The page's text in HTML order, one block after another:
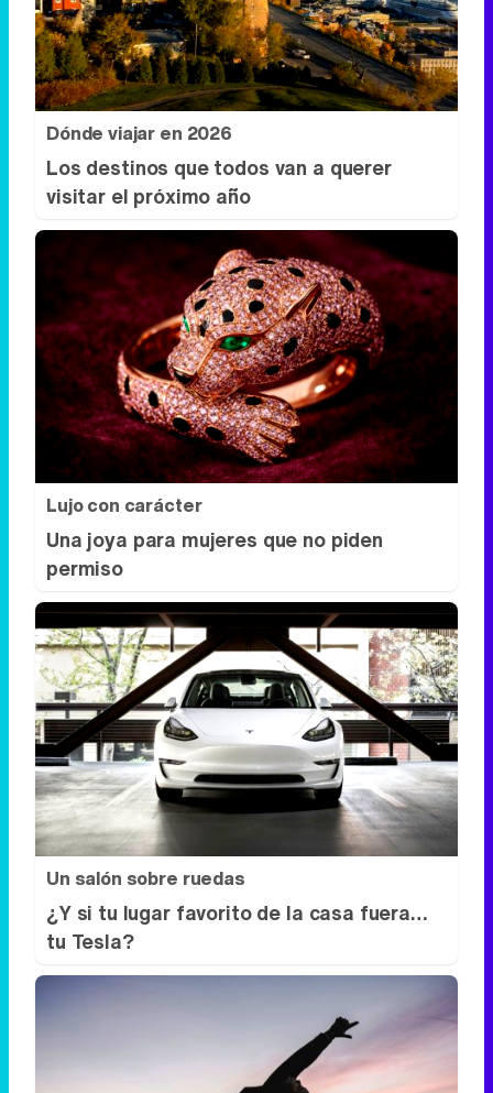
Dónde viajar en 2026
Los destinos que todos van a querer
visitar el próximo año
Lujo con carácter
Una joya para mujeres que no piden
permiso
Un salón sobre ruedas
¿Y si tu lugar favorito de la casa fuera…
tu Tesla?